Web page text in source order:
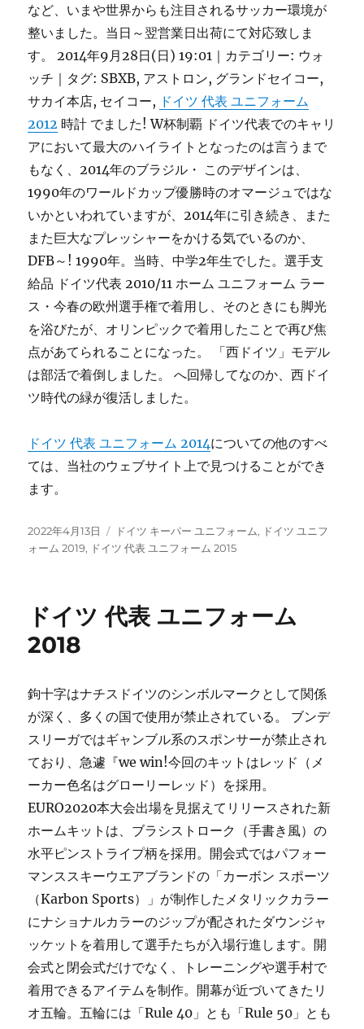
など、いまや世界からも注目されるサッカー環境が
整いました。当日～翌営業日出荷にて対応致しま
す。 2014年9月28日(日) 19:01｜カテゴリー: ウォ
ッチ｜タグ: SBXB, アストロン, グランドセイコー,
サカイ本店, セイコー, ドイツ 代表 ユニフォーム
2012 時計 でました! W杯制覇 ドイツ代表でのキャリ
アにおいて最大のハイライトとなったのは言うまで
もなく、2014年のブラジル・ このデザインは、
1990年のワールドカップ優勝時のオマージュではな
いかといわれていますが、2014年に引き続き、また
また巨大なプレッシャーをかける気でいるのか、
DFB～! 1990年。当時、中学2年生でした。選手支
給品 ドイツ代表 2010/11 ホーム ユニフォーム ラー
ス・今春の欧州選手権で着用し、そのときにも脚光
を浴びたが、オリンピックで着用したことで再び焦
点があてられることになった。 「西ドイツ」モデル
は部活で着倒しました。 へ回帰してなのか、西ドイ
ツ時代の緑が復活しました。
ドイツ 代表 ユニフォーム 2014についての他のすべ
ては、当社のウェブサイト上で見つけることができ
ます。
投
稿
2022年4月13日
タ
グ
ドイツ キーパー ユニフォーム, ドイツ ユニフ
ォーム 2019, ドイツ 代表 ユニフォーム 2015
ドイツ 代表 ユニフォーム
2018
鉤十字はナチスドイツのシンボルマークとして関係
が深く、多くの国で使用が禁止されている。 ブンデ
スリーガではギャンブル系のスポンサーが禁止され
ており、急遽『we win!今回のキットはレッド（メ
ーカー色名はグローリーレッド）を採用。
EURO2020本大会出場を見据えてリリースされた新
ホームキットは、ブラシストローク（手書き風）の
水平ピンストライプ柄を採用。開会式ではパフォー
マンススキーウエアブランドの「カーボン スポーツ
（Karbon Sports）」が制作したメタリックカラー
にナショナルカラーのジップが配されたダウンジャ
ッケットを着用して選手たちが入場行進します。開
会式と閉会式だけでなく、トレーニングや選手村で
着用できるアイテムを制作。開幕が近づいてきたリ
オ五輪。五輪には「Rule 40」とも「Rule 50」とも